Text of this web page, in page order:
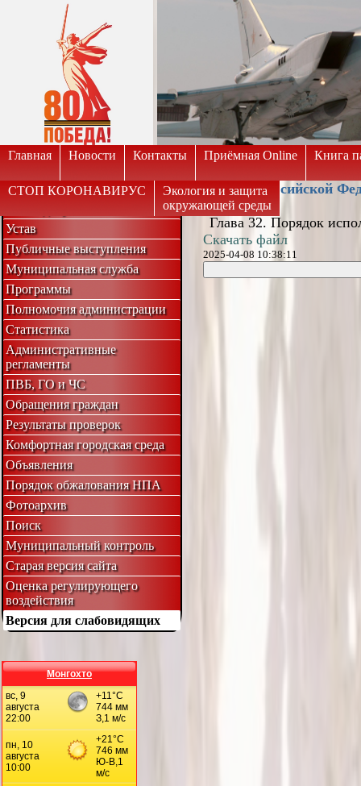
Версия для слабовидящих:
Главная Новости Контакты Приёмная Online Книга
СТОП КОРОНАВИРУС
Экология и защита
окружающей среды
Устав
Публичные выступления
Муниципальная служба
Программы
Полномочия администрации
Статистика
Административные
регламенты
ПВБ, ГО и ЧС
Обращения граждан
Результаты проверок
Комфортная городская среда
Объявления
Порядок обжалования НПА
Фотоархив
Поиск
Муниципальный контроль
Старая версия сайта
Оценка регулирующего
воздействия
Версия для слабовидящих
Монгохто
Кодекс Российской
Глава 32. Порядок
Скачать файл
2025-04-08 10:38:11